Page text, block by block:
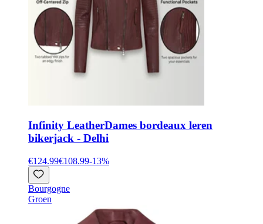
Infinity LeatherDames bordeaux leren
bikerjack - Delhi
€124.99€108.99-13%
Bourgogne
Groen